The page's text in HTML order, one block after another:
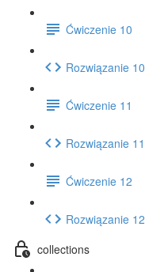
Ćwiczenie 10
Rozwiązanie 10
Ćwiczenie 11
Rozwiązanie 11
Ćwiczenie 12
Rozwiązanie 12
collections